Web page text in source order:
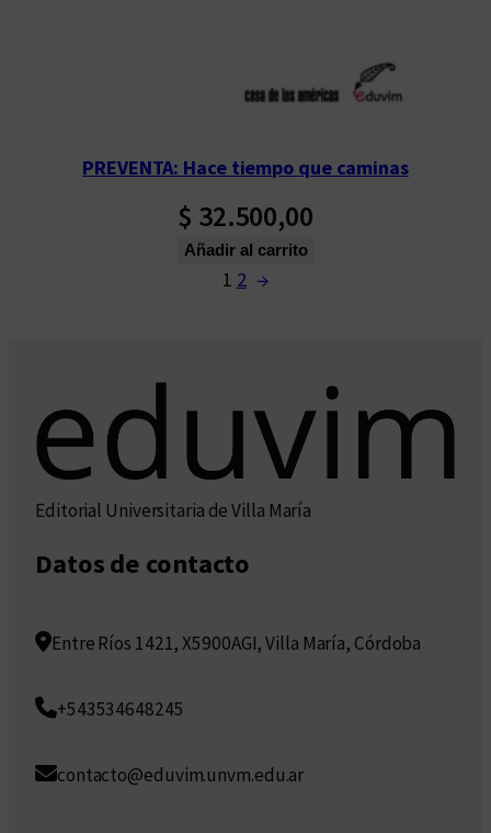
PREVENTA: Hace tiempo que caminas
$ 32.500,00
Añadir al carrito
1 2 →
Editorial Universitaria de Villa María
Datos de contacto
Entre Ríos 1421, X5900AGI, Villa María, Córdoba
+543534648245
contacto@eduvim.unvm.edu.ar